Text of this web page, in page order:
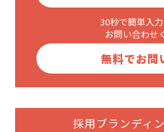
30秒で簡単入
お問い合わせ
無料でお問
採用ブランディ